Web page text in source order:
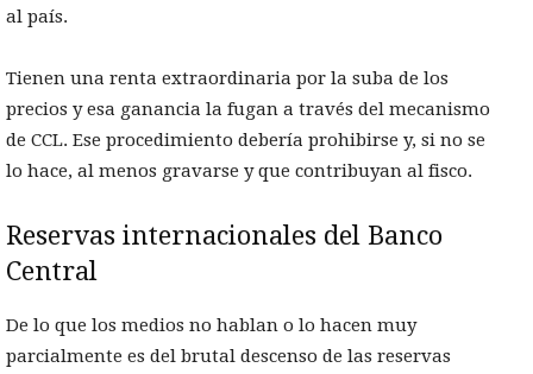
al país.
Tienen una renta extraordinaria por la suba de los
precios y esa ganancia la fugan a través del mecanismo
de CCL. Ese procedimiento debería prohibirse y, si no se
lo hace, al menos gravarse y que contribuyan al fisco.
Reservas internacionales del Banco
Central
De lo que los medios no hablan o lo hacen muy
parcialmente es del brutal descenso de las reservas